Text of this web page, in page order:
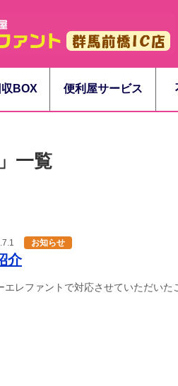
BOX 便利屋サービス
一覧
お知らせ
介
エレファントで対応させていただいた